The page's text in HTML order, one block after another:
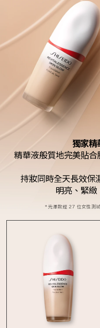
獨家精
精華液般質地完美貼合
持妝同時全天長效保
明亮、緊緻
*光澤款經 27 位女性測